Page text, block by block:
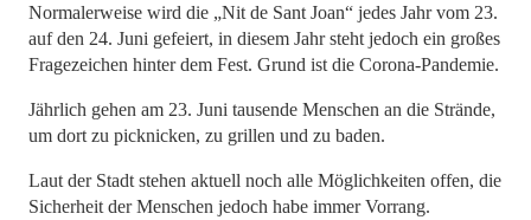
Normalerweise wird die „Nit de Sant Joan“ jedes Jahr vom 23.
auf den 24. Juni gefeiert, in diesem Jahr steht jedoch ein großes
Fragezeichen hinter dem Fest. Grund ist die Corona-Pandemie.
Jährlich gehen am 23. Juni tausende Menschen an die Strände,
um dort zu picknicken, zu grillen und zu baden.
Laut der Stadt stehen aktuell noch alle Möglichkeiten offen, die
Sicherheit der Menschen jedoch habe immer Vorrang.